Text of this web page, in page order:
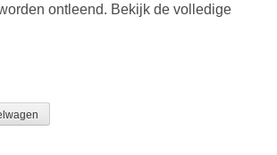
ontleend. Bekijk de volledige